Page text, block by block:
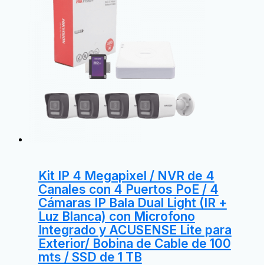
Kit IP 4 Megapixel / NVR de 4
Canales con 4 Puertos PoE / 4
Cámaras IP Bala Dual Light (IR +
Luz Blanca) con Microfono
Integrado y ACUSENSE Lite para
Exterior/ Bobina de Cable de 100
mts / SSD de 1 TB